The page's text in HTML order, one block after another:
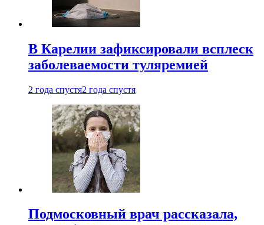
В Карелии зафиксировали всплеск
заболеваемости туляремией
2 года спустя2 года спустя
Подмосковный врач рассказала,